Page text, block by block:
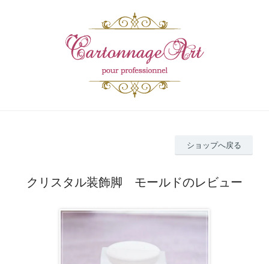
ショップへ戻る
クリスタル装飾脚 モールドのレビュー